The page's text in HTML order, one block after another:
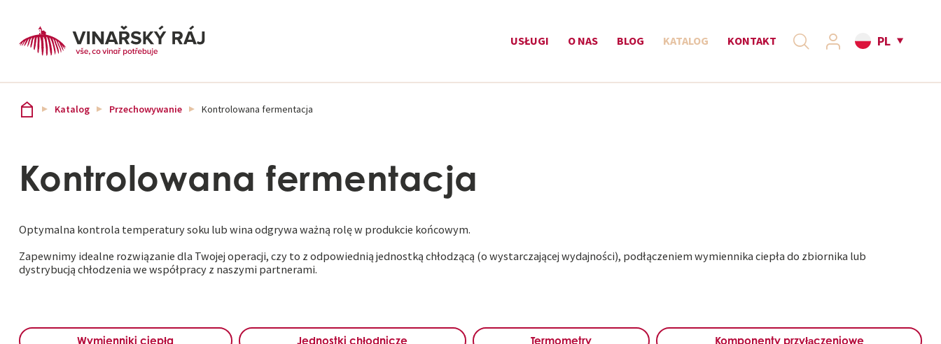
USŁUGI O NAS BLOG KATALOG KONTAKT PL
Katalog Przechowywanie Kontrolowana fermentacja
Kontrolowana fermentacja
Optymalna kontrola temperatury soku lub wina odgrywa ważną rolę w produkcie końcowym.
Zapewnimy idealne rozwiązanie dla Twojej operacji, czy to z odpowiednią jednostką chłodzącą (o wystarczającej wydajności), podłączeniem wymiennika ciepła do zbiornika lub
dystrybucją chłodzenia we współpracy z naszymi partnerami.
Wymienniki ciepła Jednostki chłodnicze Termometry Komponenty przyłączeniowe